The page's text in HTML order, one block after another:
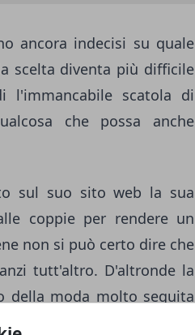
ancora indecisi su quale
scelta diventa più difficile
scatola di
che possa anche
sul suo sito web la sua
coppie per rendere un
non si può certo dire che
tutt'altro. D'altronde la
della moda molto seguita
questo elenco piccante